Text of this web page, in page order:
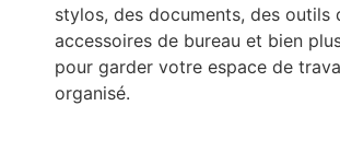
stylos, des documents, des outils
accessoires de bureau et bien
pour garder votre espace de
organisé.